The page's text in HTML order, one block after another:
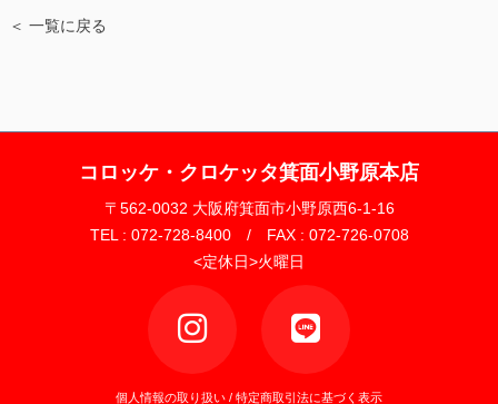
＜ 一覧に戻る
コロッケ・クロケッタ箕面小野原本店
〒562-0032 大阪府箕面市小野原西6-1-16
TEL : 072-728-8400 / FAX : 072-726-0708
<定休日>火曜日
個人情報の取り扱い / 特定商取引法に基づく表示